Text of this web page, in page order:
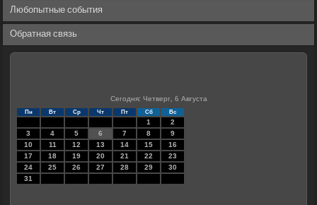
Любопытные события
Обратная связь
Сегодня: Четверг, 6 Августа
Пн Вт Ср Чт Пт Сб Вс
1
2
3
4 5 6 7 8
9
10
11 12 13 14 15
16
17
18 19 20 21 22
23
24
25 26 27 28 29
30
31